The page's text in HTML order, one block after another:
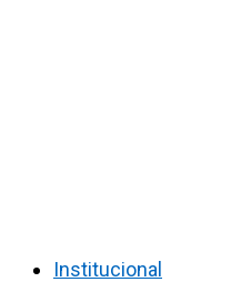
Institucional